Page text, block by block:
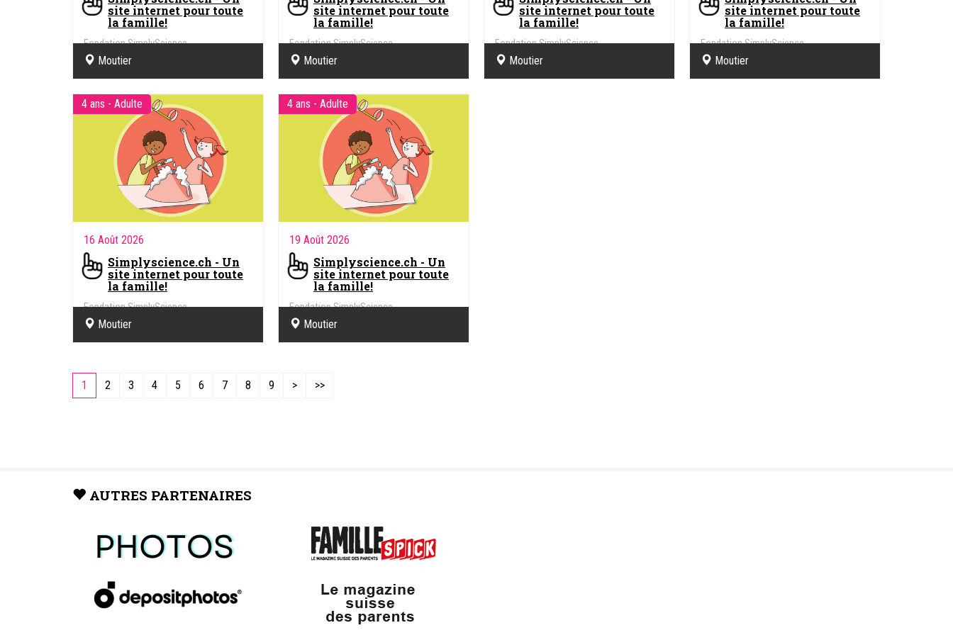
site internet pour toute
la famille!
Fondation SimplyScience
Moutier
site internet pour toute
la famille!
Fondation SimplyScience
Moutier
site internet pour toute
la famille!
Fondation SimplyScience
Moutier
site internet pour toute
la famille!
Fondation SimplyScience
Moutier
4 ans - Adulte
16 Août 2026
Simplyscience.ch - Un
site internet pour toute
la famille!
Fondation SimplyScience
Moutier
4 ans - Adulte
19 Août 2026
Simplyscience.ch - Un
site internet pour toute
la famille!
Fondation SimplyScience
Moutier
1 2 3 4 5 6 7 8 9 > >>
AUTRES PARTENAIRES